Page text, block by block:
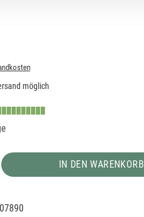
möglich
IN DEN WARENKORB